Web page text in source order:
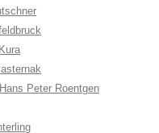
Peter Roentgen